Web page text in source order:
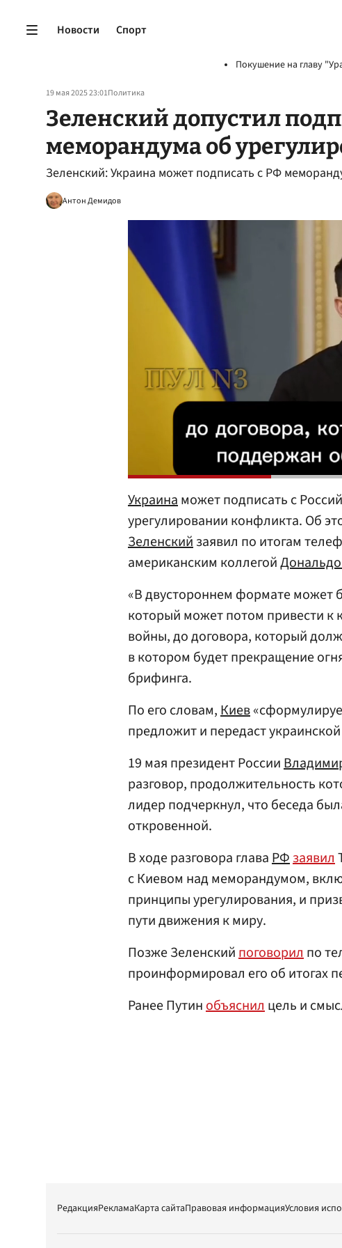
Новости Спорт
Покушение на главу
19 мая 2025 23:01Политика
Зеленский допустил
меморандума об
Зеленский: Украина может подписать с РФ
Антон Демидов
Украинаможет подписать с
урегулировании конфликта. Об
Зеленскийзаявил по итогам
американским коллегой
«В двустороннем формате может
который может потом привести к
войны, до договора, который
в котором будет прекращение
брифинга.
По его словам,Киев
предложит и передаст
19 мая президент России
разговор, продолжительность
лидер подчеркнул, что беседа
откровенной.
В ходе разговора главаРФзаявил
с Киевом над меморандумом,
принципы урегулирования, и
пути движения к миру.
Позже Зеленскийпоговорилпо
проинформировал его об итогах
Ранее Путинобъяснилцель и
РедакцияРекламаКарта сайтаПравовая информацияУсловия